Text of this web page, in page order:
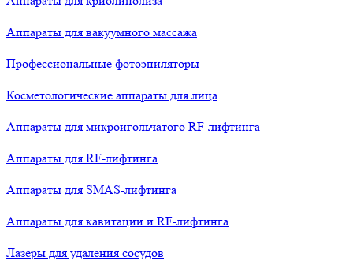
Аппараты для вакуумного массажа
Профессиональные фотоэпиляторы
Косметологические аппараты для лица
Аппараты для микроигольчатого RF-лифтинга
Аппараты для RF-лифтинга
Аппараты для SMAS-лифтинга
Аппараты для кавитации и RF-лифтинга
Лазеры для удаления сосудов